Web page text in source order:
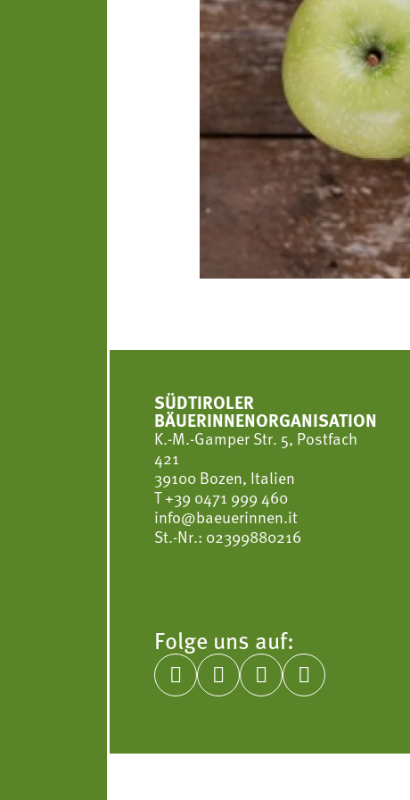
SÜDTIROLER
BÄUERINNENORGANISATION
K.-M.-Gamper Str. 5, Postfach
421
39100 Bozen, Italien
T+39 0471 999 460
info@baeuerinnen.it
St.-Nr.: 02399880216
Folge uns auf:
   